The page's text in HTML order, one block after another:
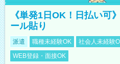
《単発1日OK！日払い可
ール貼り
派遣 職種未経験OK 社会人未経験
WEB登録・面接OK